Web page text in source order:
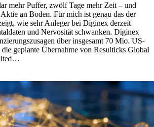
mehr Puffer, zwölf Tage mehr Zeit – und
an Boden. Für mich ist genau das der
wie sehr Anleger bei Diginex derzeit
und Nervosität schwanken. Diginex
über insgesamt 70 Mio. US-
geplante Übernahme von Resulticks Global